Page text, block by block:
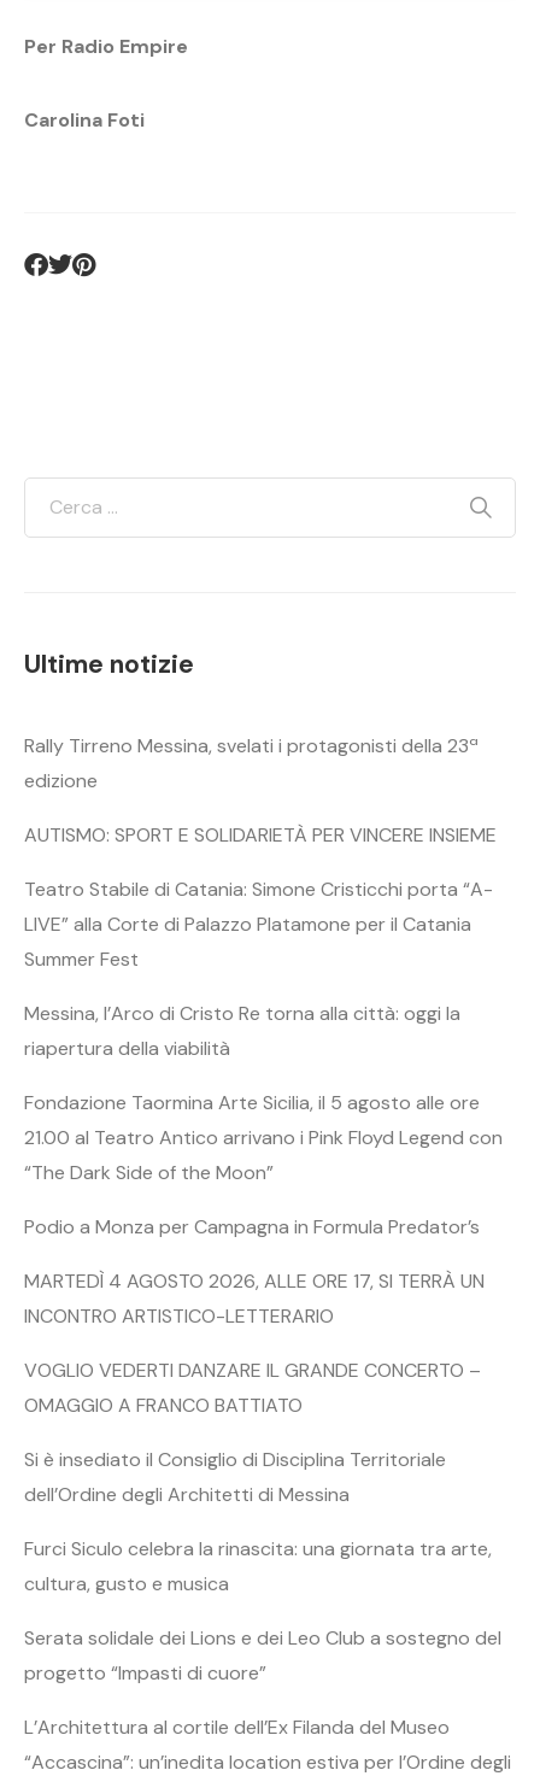
Per Radio Empire
Carolina Foti
Ultime notizie
Rally Tirreno Messina, svelati i protagonisti della 23ª
edizione
AUTISMO: SPORT E SOLIDARIETÀ PER VINCERE INSIEME
Teatro Stabile di Catania: Simone Cristicchi porta “A-
LIVE” alla Corte di Palazzo Platamone per il Catania
Summer Fest
Messina, l’Arco di Cristo Re torna alla città: oggi la
riapertura della viabilità
Fondazione Taormina Arte Sicilia, il 5 agosto alle ore
21.00 al Teatro Antico arrivano i Pink Floyd Legend con
“The Dark Side of the Moon”
Podio a Monza per Campagna in Formula Predator’s
MARTEDÌ 4 AGOSTO 2026, ALLE ORE 17, SI TERRÀ UN
INCONTRO ARTISTICO-LETTERARIO
VOGLIO VEDERTI DANZARE IL GRANDE CONCERTO –
OMAGGIO A FRANCO BATTIATO
Si è insediato il Consiglio di Disciplina Territoriale
dell’Ordine degli Architetti di Messina
Furci Siculo celebra la rinascita: una giornata tra arte,
cultura, gusto e musica
Serata solidale dei Lions e dei Leo Club a sostegno del
progetto “Impasti di cuore”
L’Architettura al cortile dell’Ex Filanda del Museo
“Accascina”: un’inedita location estiva per l’Ordine degli